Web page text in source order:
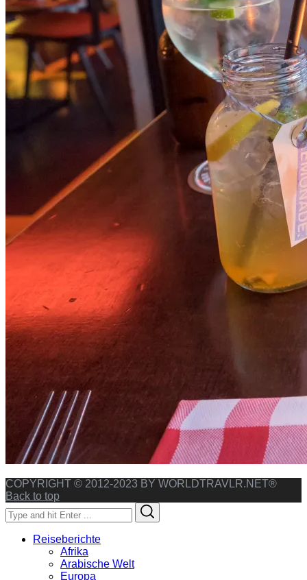
COPYRIGHT © 2012-2023 BY WORLDTRAVLR.NET®
Back to top
Search
for:
Reiseberichte
Afrika
Arabische Welt
Europa